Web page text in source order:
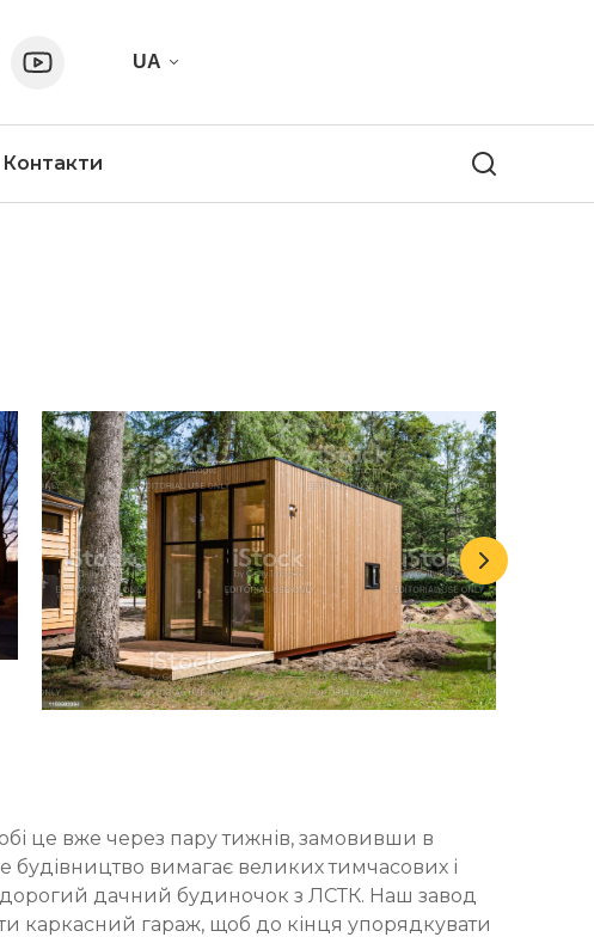
UA
Контакти
це вже через пару тижнів, замовивши в
вимагає великих тимчасових і
дачний будиночок з ЛСТК. Наш завод
каркасний гараж, щоб до кінця упорядкувати